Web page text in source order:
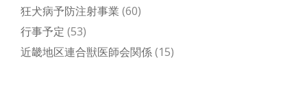
狂犬病予防注射事業 (60)
行事予定 (53)
近畿地区連合獣医師会関係(15)